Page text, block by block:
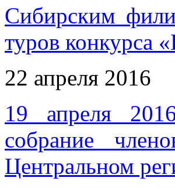
Сибирским
туров конкурса
22 апреля 2016
19 апреля
собрание
Центральном